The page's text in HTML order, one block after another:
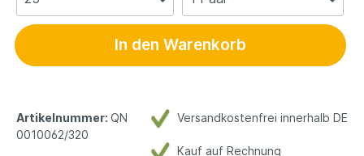
In den Warenkorb
Versandkostenfrei innerhalb DE
Kauf auf Rechnung
Artikelnummer: QN
0010062/320